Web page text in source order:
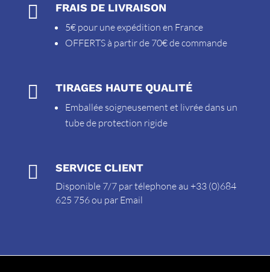
 FRAIS DE LIVRAISON
5€ pour une expédition en France
OFFERTS à partir de 70€ de commande
 TIRAGES HAUTE QUALITÉ
Emballée soigneusement et livrée dans un
tube de protection rigide
 SERVICE CLIENT
Disponible 7/7 par télephone au +33 (0)684
625 756 ou par Email